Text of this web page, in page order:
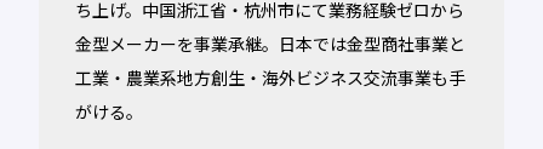
ち上げ。中国浙江省・杭州市にて業務経験ゼロから
金型メーカーを事業承継。日本では金型商社事業と
工業・農業系地方創生・海外ビジネス交流事業も手
がける。